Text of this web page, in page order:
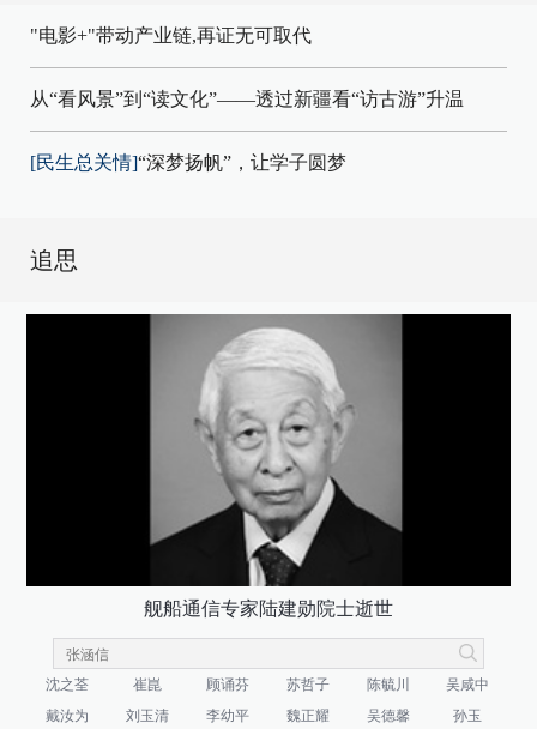
"电影+"带动产业链,再证无可取代
从“看风景”到“读文化”——透过新疆看“访古游”升温
[民生总关情]“深梦扬帆”，让学子圆梦
追思
舰船通信专家陆建勋院士逝世
沈之荃 崔崑 顾诵芬 苏哲子 陈毓川
吴咸中
戴汝为
刘玉清 李幼平 魏正耀 吴德馨 孙玉